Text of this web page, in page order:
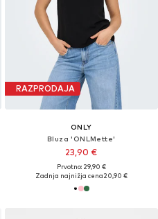
RAZPRODAJA
ONLY
Bluza 'ONLMette'
23,90 €
Prvotno: 29,90 €
Zadnja najnižja cena20,90 €